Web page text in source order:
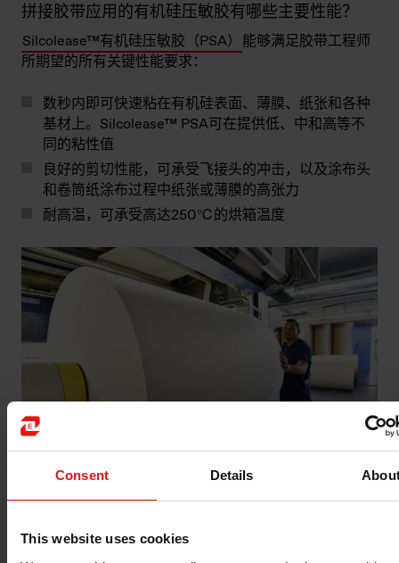
Consent Details
This website uses cookies
拼接胶带应用的有机硅压敏胶有哪些主要性能？
Silcolease™有机硅压敏胶（PSA） 能够满足胶带工程师
所期望的所有关键性能要求：
数秒内即可快速粘在有机硅表面、薄膜、纸张和各种
基材上。Silcolease™ PSA可在提供低、中和高等不
同的粘性值
良好的剪切性能，可承受飞接头的冲击，以及涂布头
和卷筒纸涂布过程中纸张或薄膜的高张力
耐高温，可承受高达250℃的烘箱温度
为什么选择埃肯有机硅作为您压敏胶材料的合作伙